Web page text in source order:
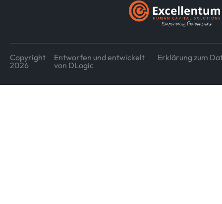
Copyright
2026
Entworfen und entwickelt
von DLogic
Erklärung zum